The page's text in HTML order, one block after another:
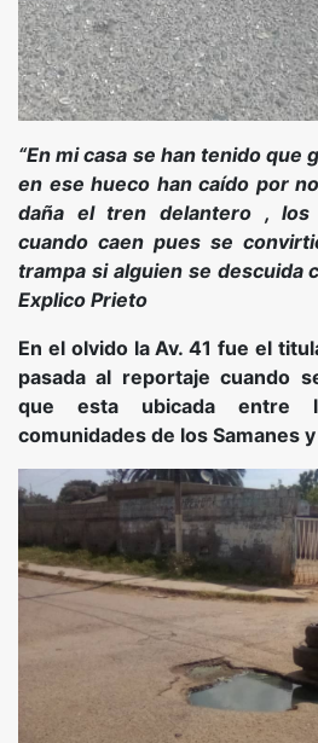
“En mi casa se han tenido que
en ese hueco han caído por
daña el tren delantero , los
cuando caen pues se
trampa si alguien se descuida
Explico Prieto
En el olvido la Av. 41 fue el
pasada al reportaje cuando
que esta ubicada entre
comunidades de los Samanes